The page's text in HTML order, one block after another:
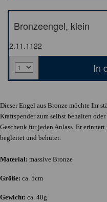
Bronzeengel, klein
2.11.1122
Dieser Engel aus Bronze möchte Ihr
Kraftspender zum selbst behalten
Geschenk für jeden Anlass. Er
begleitet und behütet.
Material: massive Bronze
Größe: ca. 5cm
Gewicht: ca. 40g